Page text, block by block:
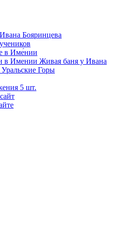
Бояринцева
в Име́нии
в Имении Живая баня у Ивана
Горы
5 шт.